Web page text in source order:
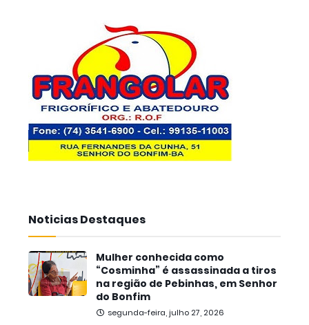
Noticias Destaques
Mulher conhecida como
“Cosminha” é assassinada a tiros
na região de Pebinhas, em Senhor
do Bonfim
segunda-feira, julho 27, 2026